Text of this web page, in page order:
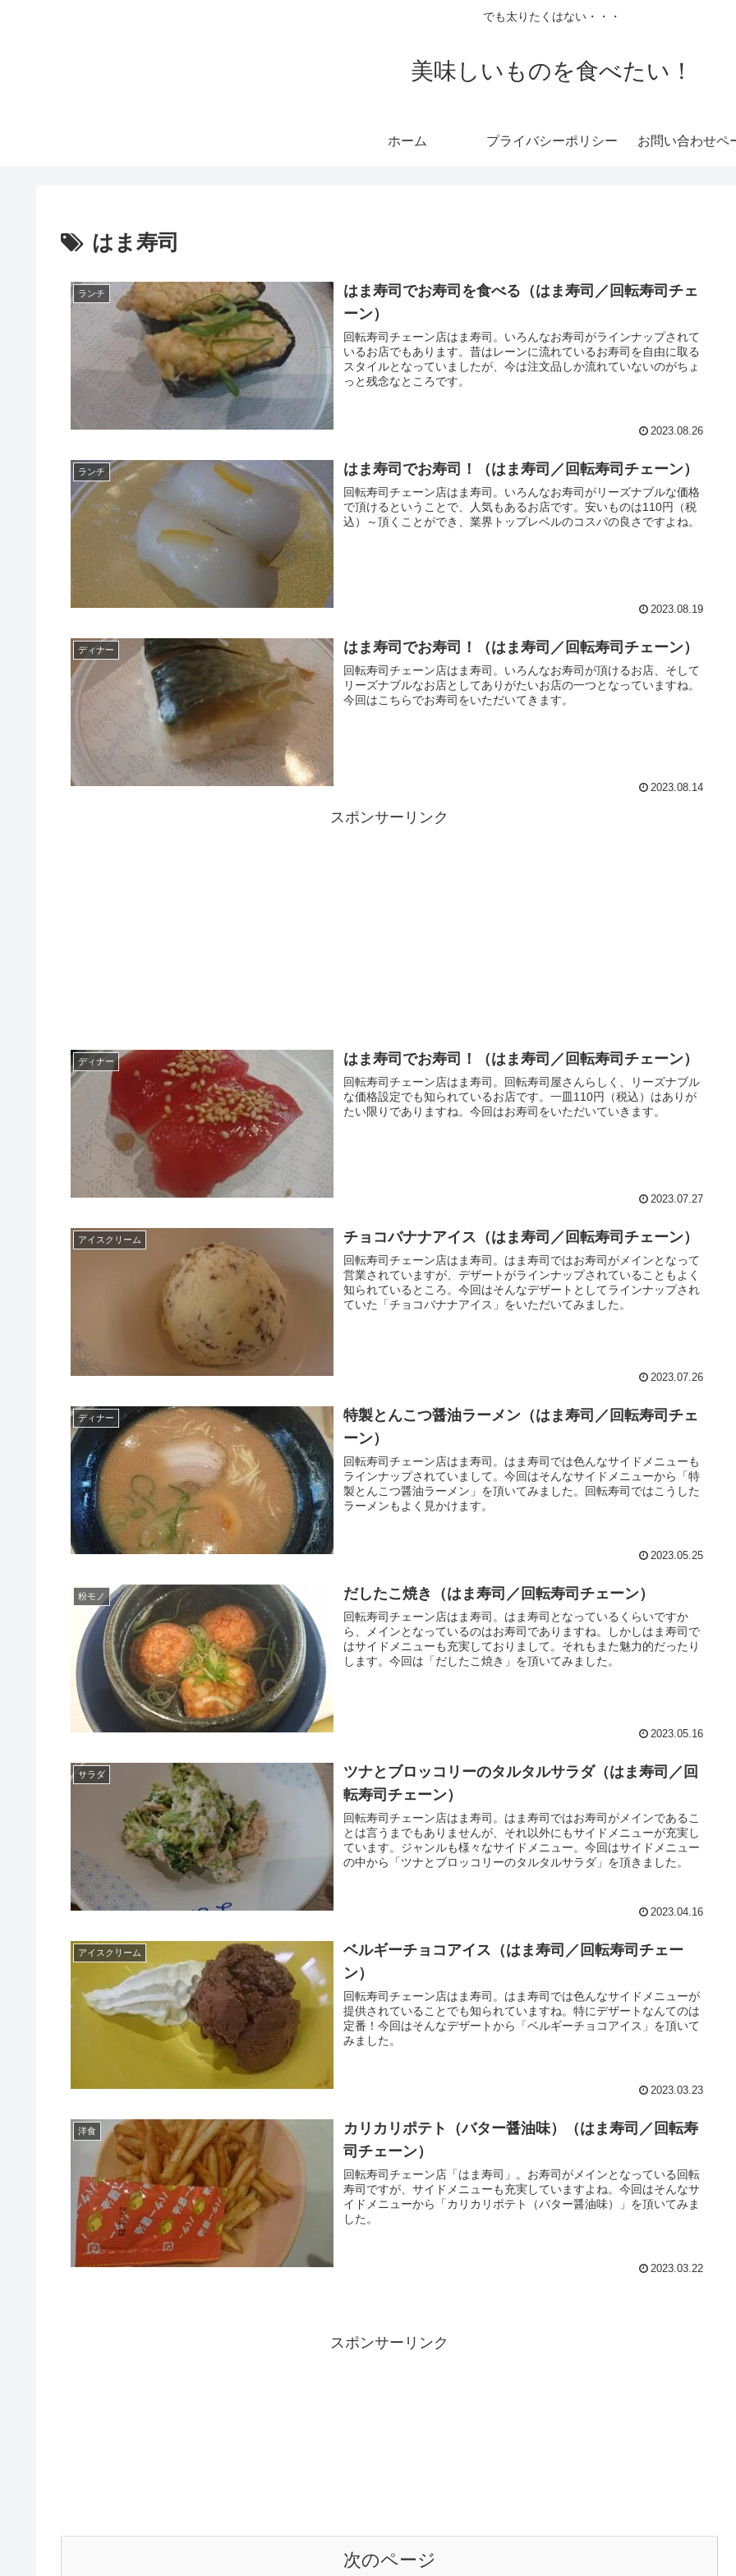
でも太りたくはない・・・
美味しいものを食べたい！
ホーム プライバシーポリシー お問い合わせペ
はま寿司
ランチ
はま寿司でお寿司を食べる（はま寿司／回転寿司チェ
ーン）
回転寿司チェーン店はま寿司。いろんなお寿司がラインナップされて
いるお店でもあります。昔はレーンに流れているお寿司を自由に取る
スタイルとなっていましたが、今は注文品しか流れていないのがちょ
っと残念なところです。
2023.08.26
ランチ はま寿司でお寿司！（はま寿司／回転寿司チェーン）
回転寿司チェーン店はま寿司。いろんなお寿司がリーズナブルな価格
で頂けるということで、人気もあるお店です。安いものは110円（税
込）～頂くことができ、業界トップレベルのコスパの良さですよね。
2023.08.19
ディナー はま寿司でお寿司！（はま寿司／回転寿司チェーン）
回転寿司チェーン店はま寿司。いろんなお寿司が頂けるお店、そして
リーズナブルなお店としてありがたいお店の一つとなっていますね。
今回はこちらでお寿司をいただいてきます。
2023.08.14
スポンサーリンク
ディナー はま寿司でお寿司！（はま寿司／回転寿司チェーン）
回転寿司チェーン店はま寿司。回転寿司屋さんらしく、リーズナブル
な価格設定でも知られているお店です。一皿110円（税込）はありが
たい限りでありますね。今回はお寿司をいただいていきます。
2023.07.27
アイスクリーム チョコバナナアイス（はま寿司／回転寿司チェーン）
回転寿司チェーン店はま寿司。はま寿司ではお寿司がメインとなって
営業されていますが、デザートがラインナップされていることもよく
知られているところ。今回はそんなデザートとしてラインナップされ
ていた「チョコバナナアイス」をいただいてみました。
2023.07.26
ディナー
特製とんこつ醤油ラーメン（はま寿司／回転寿司チェ
ーン）
回転寿司チェーン店はま寿司。はま寿司では色んなサイドメニューも
ラインナップされていまして。今回はそんなサイドメニューから「特
製とんこつ醤油ラーメン」を頂いてみました。回転寿司ではこうした
ラーメンもよく見かけます。
2023.05.25
粉モノ だしたこ焼き（はま寿司／回転寿司チェーン）
回転寿司チェーン店はま寿司。はま寿司となっているくらいですか
ら、メインとなっているのはお寿司でありますね。しかしはま寿司で
はサイドメニューも充実しておりまして。それもまた魅力的だったり
します。今回は「だしたこ焼き」を頂いてみました。
2023.05.16
サラダ
ツナとブロッコリーのタルタルサラダ（はま寿司／回
転寿司チェーン）
回転寿司チェーン店はま寿司。はま寿司ではお寿司がメインであるこ
とは言うまでもありませんが、それ以外にもサイドメニューが充実し
ています。ジャンルも様々なサイドメニュー。今回はサイドメニュー
の中から「ツナとブロッコリーのタルタルサラダ」を頂きました。
2023.04.16
アイスクリーム
ベルギーチョコアイス（はま寿司／回転寿司チェー
ン）
回転寿司チェーン店はま寿司。はま寿司では色んなサイドメニューが
提供されていることでも知られていますね。特にデザートなんてのは
定番！今回はそんなデザートから「ベルギーチョコアイス」を頂いて
みました。
2023.03.23
洋食
カリカリポテト（バター醤油味）（はま寿司／回転寿
司チェーン）
回転寿司チェーン店「はま寿司」。お寿司がメインとなっている回転
寿司ですが、サイドメニューも充実していますよね。今回はそんなサ
イドメニューから「カリカリポテト（バター醤油味）」を頂いてみま
した。
2023.03.22
スポンサーリンク
次のページ